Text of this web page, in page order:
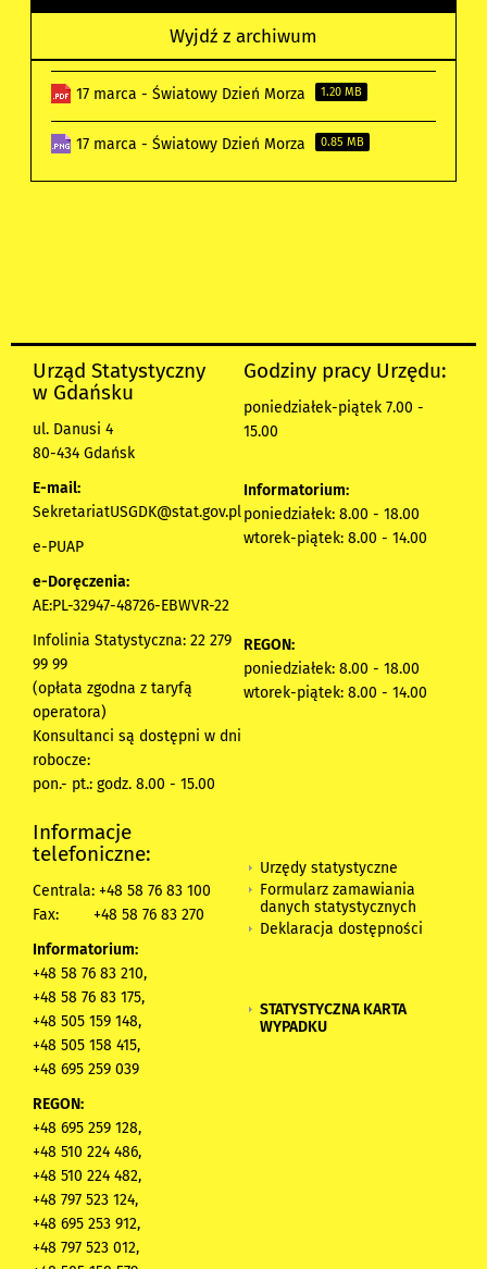
Wyjdź z archiwum
17 marca - Światowy Dzień Morza 1.20 MB
17 marca - Światowy Dzień Morza 0.85 MB
Urząd Statystyczny
w Gdańsku
ul. Danusi 4
80-434 Gdańsk
E-mail:
SekretariatUSGDK@stat.gov.pl
e-PUAP
e-Doręczenia:
AE:PL-32947-48726-EBWVR-22
Infolinia Statystyczna: 22 279
99 99
(opłata zgodna z taryfą
operatora)
Konsultanci są dostępni w dni
robocze:
pon.- pt.: godz. 8.00 - 15.00
Godziny pracy Urzędu:
poniedziałek-piątek 7.00 -
15.00
Informatorium:
poniedziałek: 8.00 - 18.00
wtorek-piątek: 8.00 - 14.00
REGON:
poniedziałek: 8.00 - 18.00
wtorek-piątek: 8.00 - 14.00
Informacje
telefoniczne:
Centrala: +48 58 76 83 100
Fax:
+48 58 76 83 270
Informatorium:
+48 58 76 83 210,
+48 58 76 83 175,
+48 505 159 148,
+48 505 158 415,
+48 695 259 039
REGON:
+48 695 259 128,
+48 510 224 486,
+48 510 224 482,
+48 797 523 124,
+48 695 253 912,
+48 797 523 012,
Urzędy statystyczne
Formularz zamawiania
danych statystycznych
Deklaracja dostępności
STATYSTYCZNA KARTA
WYPADKU